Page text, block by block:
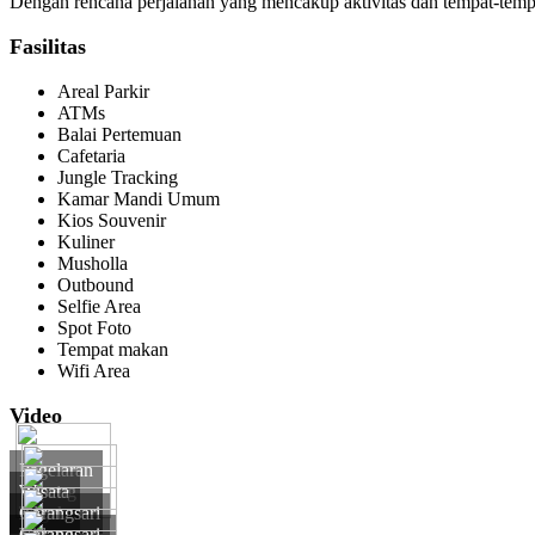
Fasilitas
Areal Parkir
ATMs
Balai Pertemuan
Cafetaria
Jungle Tracking
Kamar Mandi Umum
Kios Souvenir
Kuliner
Musholla
Outbound
Selfie Area
Spot Foto
Tempat makan
Wifi Area
Video
Pagelaran
Topeng
Tugek
Wisata
Alam
Carangsari